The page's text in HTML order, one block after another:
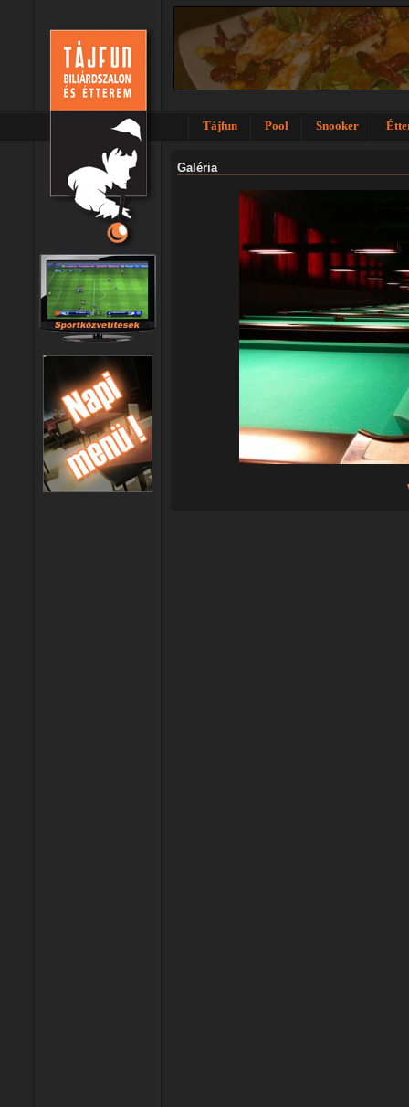
Tájfun Pool Snooker
Galéria